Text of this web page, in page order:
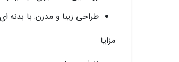
طراحی زیبا و مدرن: با
مزایا